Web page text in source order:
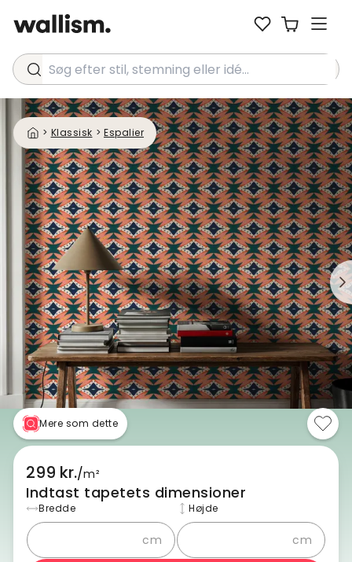
Søg efter stil, stemning eller idé...
> Klassisk > Espalier
Mere som dette
299 kr./m²
Indtast tapetets dimensioner
Bredde
cm
Højde
cm